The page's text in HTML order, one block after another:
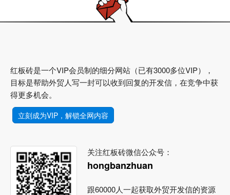
红板砖是一个VIP会员制的细分网站（已有3000多位VIP），
目标是帮助外贸人写一封可以收到回复的开发信，在竞争中获
得更多机会。
立刻成为VIP，解锁全网内容
关注红板砖微信公众号：
hongbanzhuan
跟60000人一起获取外贸开发信的资源